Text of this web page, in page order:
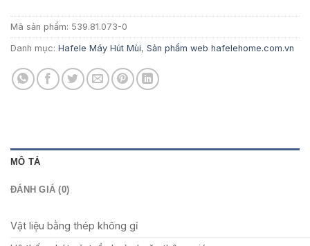
Mã sản phẩm: 539.81.073-0
Danh mục: Hafele Máy Hút Mùi, Sản phẩm web hafelehome.com.vn
MÔ TẢ
ĐÁNH GIÁ (0)
Vật liệu bằng thép không gỉ